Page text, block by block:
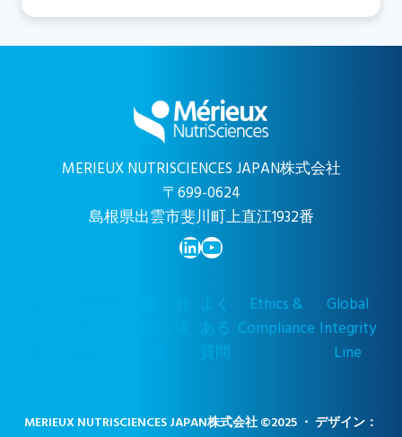
MERIEUX NUTRISCIENCES JAPAN株式会社
〒699-0624
島根県出雲市斐川町上直江1932番
LinkedIn
YouTube
よく
ある
質問
Ethics &
Compliance
Global
Integrity
Line
MERIEUX NUTRISCIENCES JAPAN株式会社 ©2025 ・ デザイン：